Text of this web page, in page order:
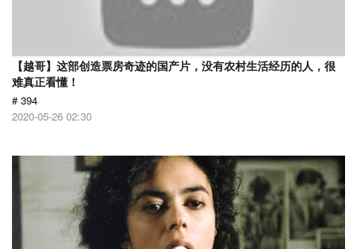
【越哥】这部创造票房奇迹的国产片，没有农村生活经历的人，很
难真正看懂！
# 394
2020-05-26 02:30